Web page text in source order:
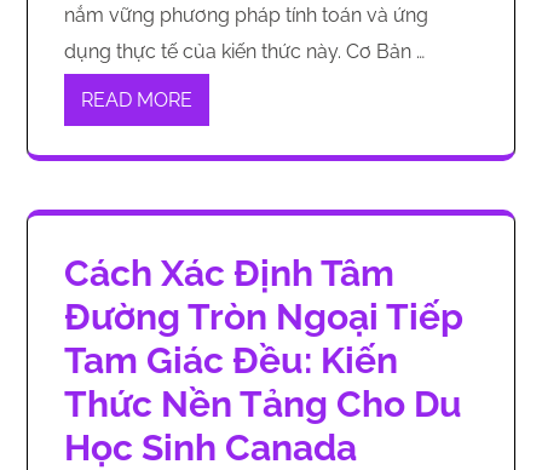
nắm vững phương pháp tính toán và ứng
dụng thực tế của kiến thức này. Cơ Bản …
READ MORE
Cách Xác Định Tâm
Đường Tròn Ngoại Tiếp
Tam Giác Đều: Kiến
Thức Nền Tảng Cho Du
Học Sinh Canada